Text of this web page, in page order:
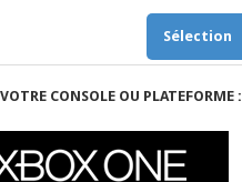
Sélection
CONSOLE OU PLATEFORME :